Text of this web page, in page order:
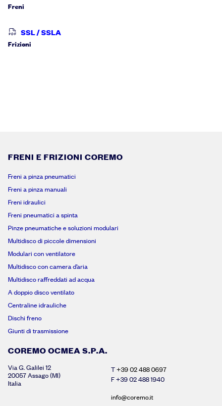
Freni
SSL / SSLA
Frizioni
FRENI E FRIZIONI COREMO
Freni a pinza pneumatici
Freni a pinza manuali
Freni idraulici
Freni pneumatici a spinta
Pinze pneumatiche e soluzioni modulari
Multidisco di piccole dimensioni
Modulari con ventilatore
Multidisco con camera d’aria
Multidisco raffreddati ad acqua
A doppio disco ventilato
Centraline idrauliche
Dischi freno
Giunti di trasmissione
COREMO OCMEA S.P.A.
Via G. Galilei 12
20057 Assago (MI)
Italia
T+39 02 488 0697
F +39 02 488 1940
info@coremo.it